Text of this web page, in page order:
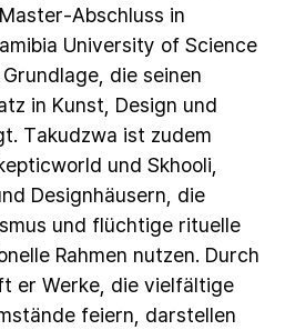
Abschluss in
University of Science
die seinen
in Kunst, Design und
Takudzwa ist zudem
und Skhooli,
Designhäusern, die
und flüchtige rituelle
Rahmen nutzen. Durch
er Werke, die vielfältige
feiern, darstellen